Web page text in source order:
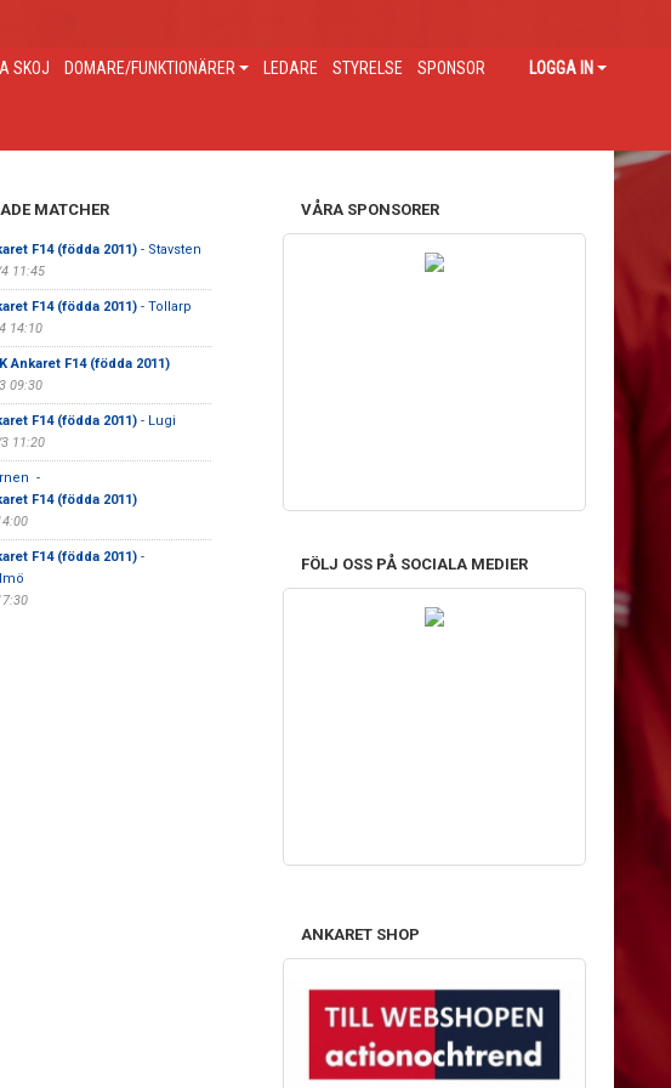
SKOJ DOMARE/FUNKTIONÄRER LEDARE STYRELSE SPONSOR LOGGA IN
MATCHER
F14 (födda 2011)- Stavsten
11:45
F14 (födda 2011)- Tollarp
14:10
Ankaret F14 (födda 2011)
09:30
F14 (födda 2011)- Lugi
11:20
-
F14 (födda 2011)
F14 (födda 2011)-
VÅRA SPONSORER
FÖLJ OSS PÅ SOCIALA MEDIER
ANKARET SHOP